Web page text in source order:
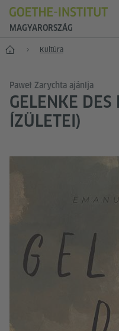
MAGYARORSZÁG
Főoldal Kultúra
Paweł Zarychta ajánlja
GELENKE
ÍZÜLETEI)